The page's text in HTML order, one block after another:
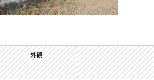
外観
周辺施設：ドラックストア
周辺施設：コンビニ
周辺施設：スーパー
周辺施設：役所
周辺施設：中学校
周辺施設：小学校